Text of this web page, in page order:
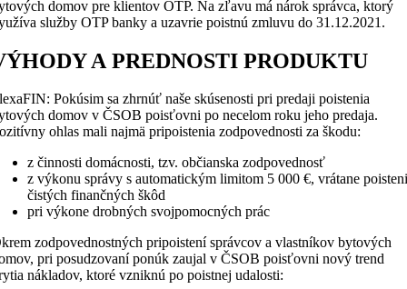
domov pre klientov OTP. Na zľavu má nárok správca, ktorý
služby OTP banky a uzavrie poistnú zmluvu do 31.12.2021.
A PREDNOSTI PRODUKTU
Pokúsim sa zhrnúť naše skúsenosti pri predaji poistenia
domov v ČSOB poisťovni po necelom roku jeho predaja.
ohlas mali najmä pripoistenia zodpovednosti za škodu:
z činnosti domácnosti, tzv. občianska zodpovednosť
z výkonu správy s automatickým limitom 5 000 €, vrátane
čistých finančných škôd
pri výkone drobných svojpomocných prác
zodpovednostných pripoistení správcov a vlastníkov bytových
pri posudzovaní ponúk zaujal v ČSOB poisťovni nový trend
nákladov, ktoré vzniknú po poistnej udalosti: